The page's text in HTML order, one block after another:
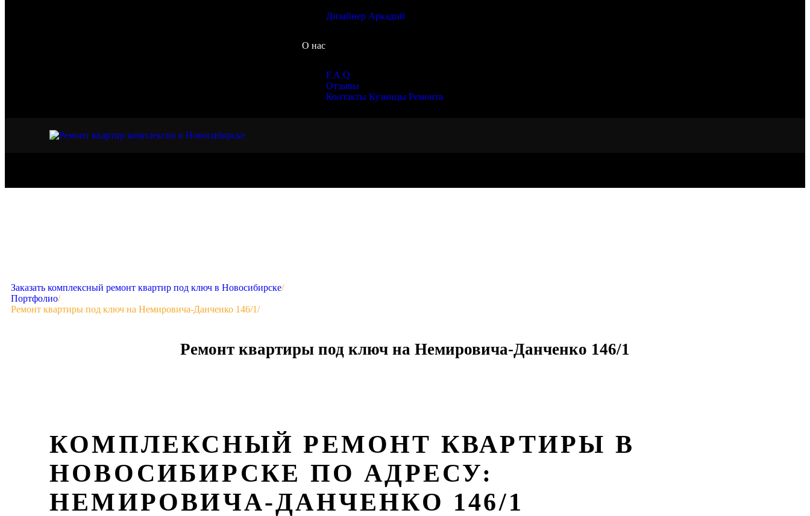
Дизайнер Аркадий
О нас
F.A.Q
Отзывы
Контакты Кузницы Ремонта
Заказать комплексный ремонт квартир под ключ в Новосибирске/
Портфолио/
Ремонт квартиры под ключ на Немировича-Данченко 146/1/
Ремонт квартиры под ключ на Немировича-Данченко 146/1
КОМПЛЕКСНЫЙ РЕМОНТ КВАРТИРЫ В
НОВОСИБИРСКЕ ПО АДРЕСУ:
НЕМИРОВИЧА-ДАНЧЕНКО 146/1